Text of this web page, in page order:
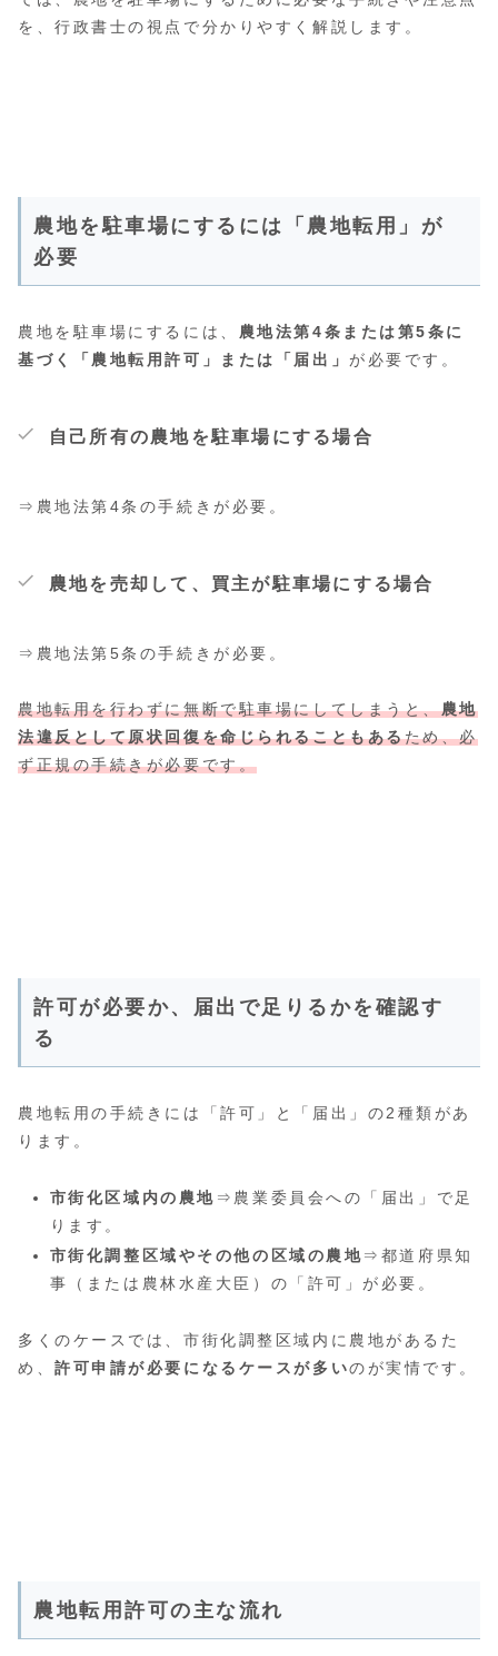
を、行政書士の視点で分かりやすく解説します。
農地を駐車場にするには「農地転用」が
必要
農地を駐車場にするには、 農地法第4条または第5条に
基づく「農地転用許可」または「届出」 が必要です。
自己所有の農地を駐車場にする場合
⇒農地法第4条の手続きが必要。
農地を売却して、買主が駐車場にする場合
⇒農地法第5条の手続きが必要。
農地転用を行わずに無断で駐車場にしてしまうと、農地
法違反として原状回復を命じられることもあるため、必
ず正規の手続きが必要です。
許可が必要か、届出で足りるかを確認す
る
農地転用の手続きには「許可」と「届出」の2種類があ
ります。
市街化区域内の農地 ⇒農業委員会への「届出」で足
ります。
市街化調整区域やその他の区域の農地⇒都道府県知
事（または農林水産大臣）の「許可」が必要。
多くのケースでは、市街化調整区域内に農地があるた
め、許可申請が必要になるケースが多いのが実情です。
農地転用許可の主な流れ